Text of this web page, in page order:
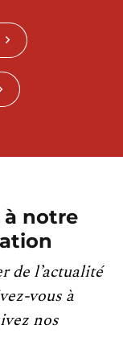
à notre
de l’actualité
vous à
nos